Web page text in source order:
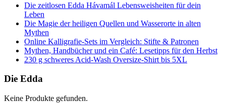
Die zeitlosen Edda Hávamál Lebensweisheiten für dein
Leben
Die Magie der heiligen Quellen und Wasserorte in alten
Mythen
Online Kalligrafie‑Sets im Vergleich: Stifte & Patronen
Mythen, Handbücher und ein Café: Lesetipps für den Herbst
230 g schweres Acid-Wash Oversize-Shirt bis 5XL
Die Edda
Keine Produkte gefunden.